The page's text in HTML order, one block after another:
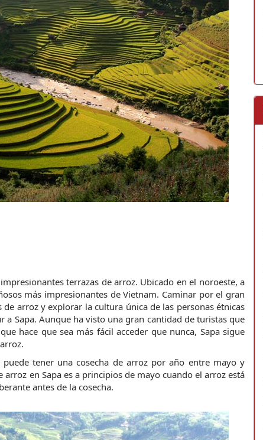
terrazas de arroz. Ubicado en el noroeste, a
más impresionantes de Vietnam. Caminar por el gran
arroz y explorar la cultura única de las personas étnicas
Sapa. Aunque ha visto una gran cantidad de turistas que
hace que sea más fácil acceder que nunca, Sapa sigue
tener una cosecha de arroz por año entre mayo y
en Sapa es a principios de mayo cuando el arroz está
antes de la cosecha.